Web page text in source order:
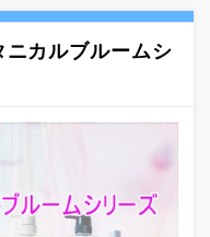
カルブルームシ